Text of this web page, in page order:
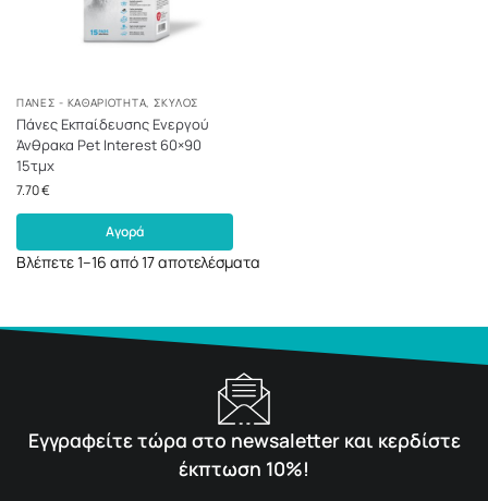
ΠΆΝΕΣ - ΚΑΘΑΡΙΌΤΗΤΑ, ΣΚΎΛΟΣ
Πάνες Εκπαίδευσης Ενεργού
Άνθρακα Pet Interest 60×90
15τμχ
7.70€
Αγορά
Βλέπετε 1–16 από 17 αποτελέσματα
Εγγραφείτε τώρα στο newsaletter και κερδίστε
έκπτωση 10%!